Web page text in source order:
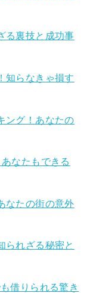
る裏技と成功事
知らなきゃ損す
ング！あなたの
なたもできる
なたの街の意外
られざる秘密と
借りられる驚き